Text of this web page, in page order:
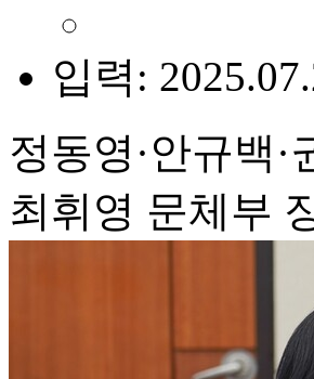
입력:
정동영·안규백
최휘영 문체부